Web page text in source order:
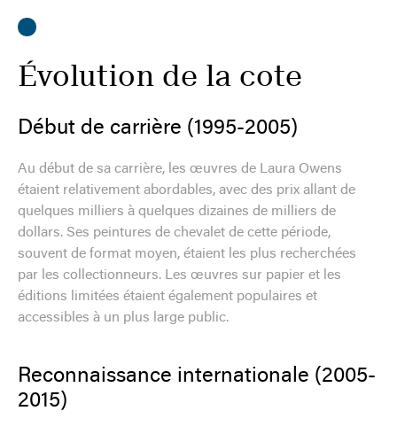
Évolution de la cote
Début de carrière (1995-2005)
Au début de sa carrière, les œuvres de Laura Owens
étaient relativement abordables, avec des prix allant de
quelques milliers à quelques dizaines de milliers de
dollars. Ses peintures de chevalet de cette période,
souvent de format moyen, étaient les plus recherchées
par les collectionneurs. Les œuvres sur papier et les
éditions limitées étaient également populaires et
accessibles à un plus large public.
Reconnaissance internationale (2005-
2015)